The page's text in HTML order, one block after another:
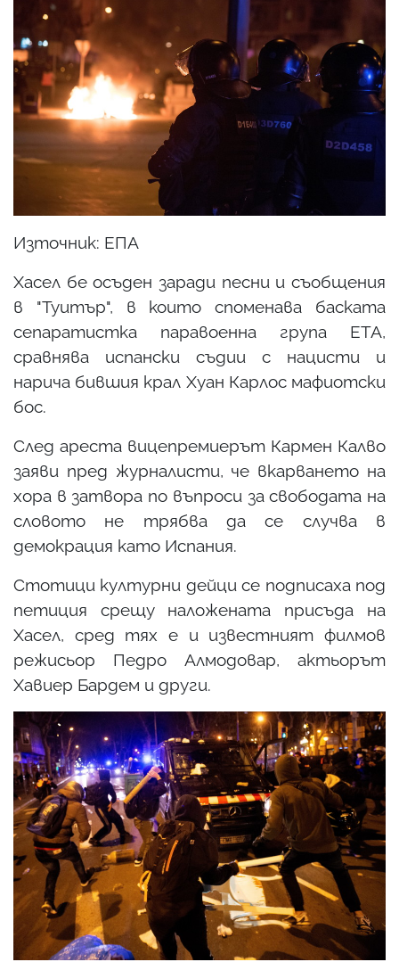
Източник: ЕПА
Хасел бе осъден заради песни и съобщения
в "Туитър", в които споменава баската
сепаратистка паравоенна група ETA,
сравнява испански съдии с нацисти и
нарича бившия крал Хуан Карлос мафиотски
бос.
След ареста вицепремиерът Кармен Калво
заяви пред журналисти, че вкарването на
хора в затвора по въпроси за свободата на
словото не трябва да се случва в
демокрация като Испания.
Стотици културни дейци се подписаха под
петиция срещу наложената присъда на
Хасел, сред тях е и известният филмов
режисьор Педро Алмодовар, актьорът
Хавиер Бардем и други.